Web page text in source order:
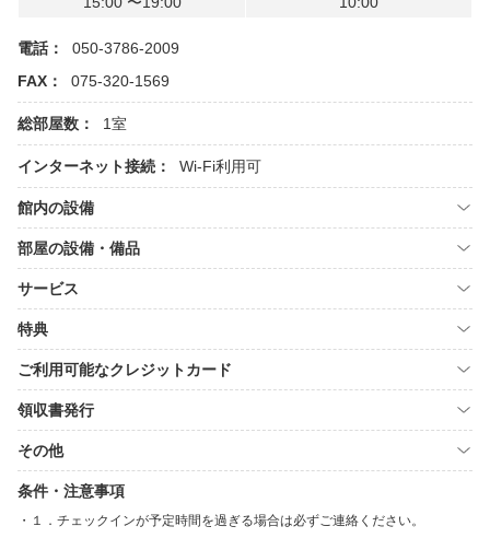
電話：
050-3786-2009
FAX：
075-320-1569
総部屋数： 1室
インターネット接続： Wi-Fi利用可
館内の設備
部屋の設備・備品
サービス
特典
ご利用可能なクレジットカード
領収書発行
その他
条件・注意事項
１．チェックインが予定時間を過ぎる場合は必ずご連絡ください。